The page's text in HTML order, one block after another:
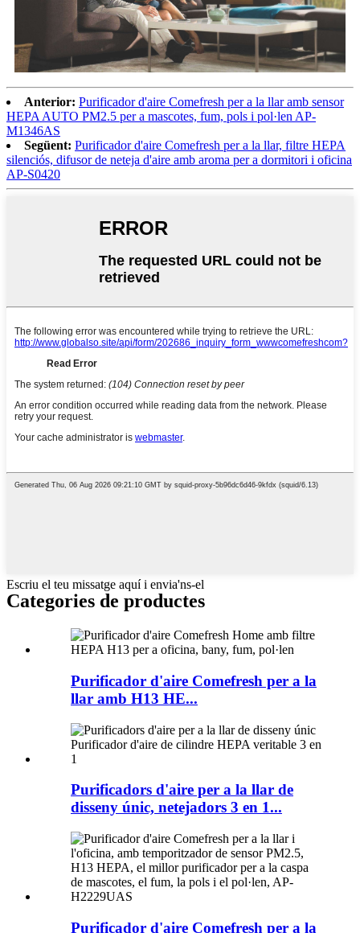
Anterior: Purificador d'aire Comefresh per a la llar amb sensor
HEPA AUTO PM2.5 per a mascotes, fum, pols i pol·len AP-
M1346AS
Següent: Purificador d'aire Comefresh per a la llar, filtre HEPA
silenciós, difusor de neteja d'aire amb aroma per a dormitori i oficina
AP-S0420
Escriu el teu missatge aquí i envia'ns-el
Categories de productes
Purificador d'aire Comefresh per a la
llar amb H13 HE...
Purificadors d'aire per a la llar de
disseny únic, netejadors 3 en 1...
Purificador d'aire Comefresh per a la